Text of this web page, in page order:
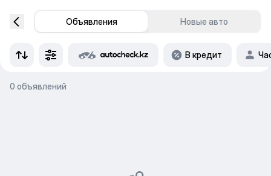
Объявления Новые авто
В кредит
0 объявлений